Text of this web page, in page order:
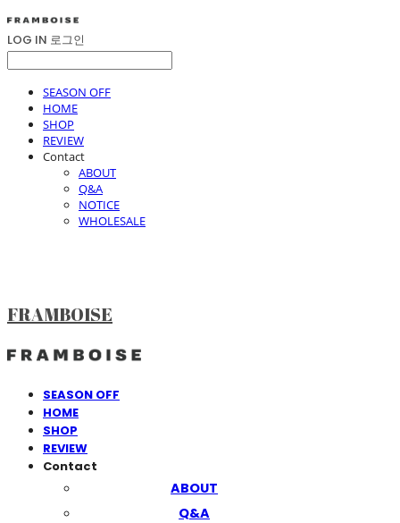
LOG IN 로그인
SEASON OFF
HOME
SHOP
REVIEW
Contact
ABOUT
Q&A
NOTICE
WHOLESALE
FRAMBOISE
SEASON OFF
HOME
SHOP
REVIEW
Contact
ABOUT
Q&A